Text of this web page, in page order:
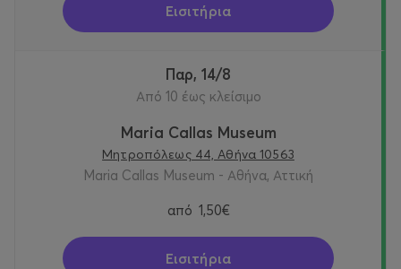
Εισιτήρια
Παρ, 14/8
Από 10 έως κλείσιμο
Maria Callas Museum
Μητροπόλεως 44, Αθήνα 10563
Maria Callas Museum - Αθήνα, Αττική
από 1,50€
Εισιτήρια